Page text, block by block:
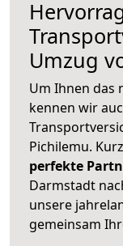
Umzug
Um Ihnen das
kennen wir
Pichilemu.
perfekte
Darmstadt
unsere
gemeinsam